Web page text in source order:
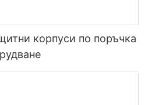
корпуси по поръчка